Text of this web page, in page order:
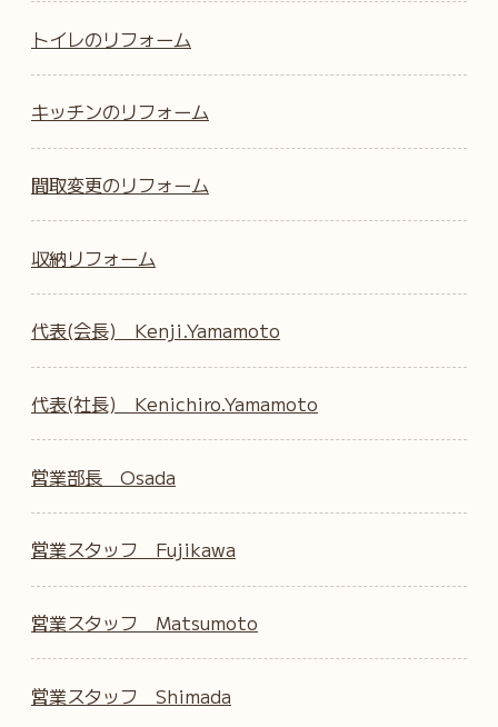
トイレのリフォーム
キッチンのリフォーム
間取変更のリフォーム
収納リフォーム
代表(会長) Kenji.Yamamoto
代表(社長) Kenichiro.Yamamoto
営業部長 Osada
営業スタッフ Fujikawa
営業スタッフ Matsumoto
営業スタッフ Shimada